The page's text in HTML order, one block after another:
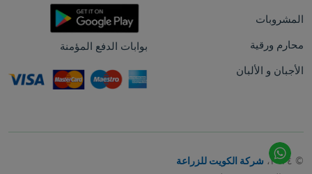
المشروبات
محارم ورقية
الأجبان و الألبان
بوابات الدفع المؤمنة
© ٢٠٢٤،
شركة الكويت للزراعة